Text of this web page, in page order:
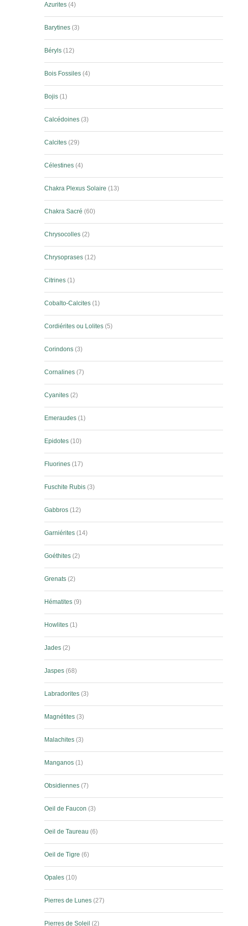
Azurites 4
Barytines 3
Béryls 12
Bois Fossiles 4
Bojis 1
Calcédoines 3
Calcites 29
Célestines 4
Chakra Plexus Solaire 13
Chakra Sacré 60
Chrysocolles 2
Chrysoprases 12
Citrines 1
Cobalto-Calcites 1
Cordiérites ou Lolites 5
Corindons 3
Cornalines 7
Cyanites 2
Emeraudes 1
Epidotes 10
Fluorines 17
Fuschite Rubis 3
Gabbros 12
Garniérites 14
Goéthites 2
Grenats 2
Hématites 9
Howlites 1
Jades 2
Jaspes 68
Labradorites 3
Magnétites 3
Malachites 3
Manganos 1
Obsidiennes 7
Oeil de Faucon 3
Oeil de Taureau 6
Oeil de Tigre 6
Opales 10
Pierres de Lunes 27
Pierres de Soleil 2